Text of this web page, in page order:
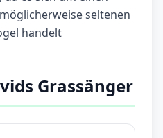
seltenen
handelt
Grassänger